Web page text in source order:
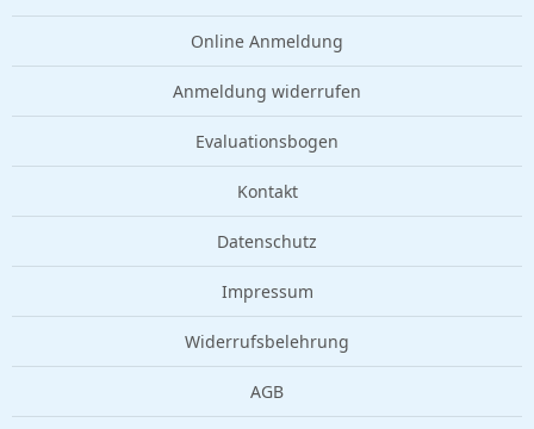
Online Anmeldung
Anmeldung widerrufen
Evaluationsbogen
Kontakt
Datenschutz
Impressum
Widerrufsbelehrung
AGB